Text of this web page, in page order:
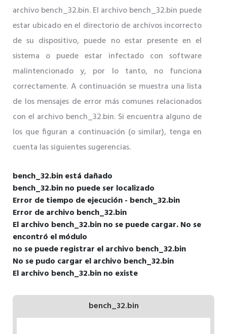
archivo bench_32.bin. El archivo bench_32.bin puede
estar ubicado en el directorio de archivos incorrecto
de su dispositivo, puede no estar presente en el
sistema o puede estar infectado con software
malintencionado y, por lo tanto, no funciona
correctamente. A continuación se muestra una lista
de los mensajes de error más comunes relacionados
con el archivo bench_32.bin. Si encuentra alguno de
los que figuran a continuación (o similar), tenga en
cuenta las siguientes sugerencias.
bench_32.bin está dañado
bench_32.bin no puede ser localizado
Error de tiempo de ejecución - bench_32.bin
Error de archivo bench_32.bin
El archivo bench_32.bin no se puede cargar. No se
encontró el módulo
no se puede registrar el archivo bench_32.bin
No se pudo cargar el archivo bench_32.bin
El archivo bench_32.bin no existe
bench_32.bin